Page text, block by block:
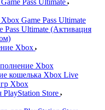
Pass Ultimate
Game Pass Ultimate
Pass Ultimate (Активация
Xbox
Xbox
кошелька Xbox Live
Xbox
Store